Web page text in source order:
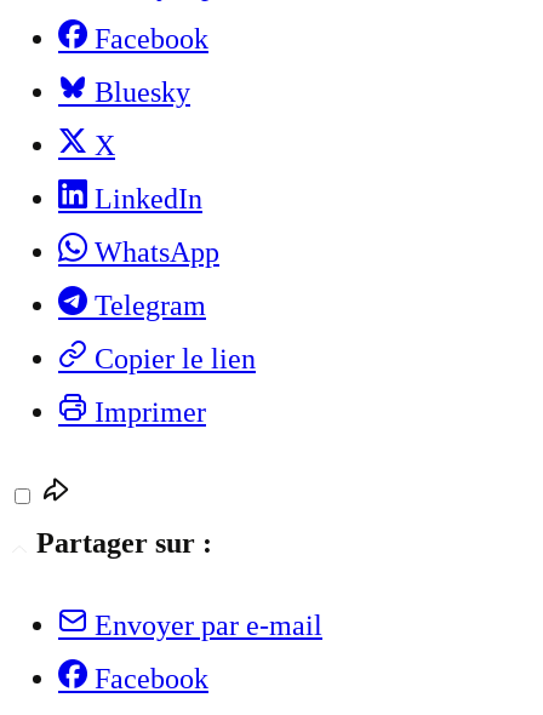
Facebook
Bluesky
X
LinkedIn
WhatsApp
Telegram
Copier le lien
Imprimer
Partager sur :
Envoyer par e-mail
Facebook